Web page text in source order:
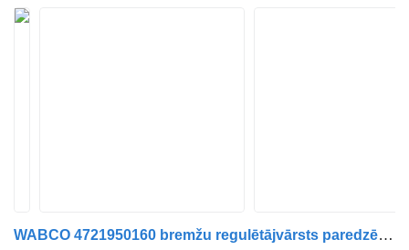
WABCO 4721950160 bremžu regulētājvārsts paredzēts autobusa